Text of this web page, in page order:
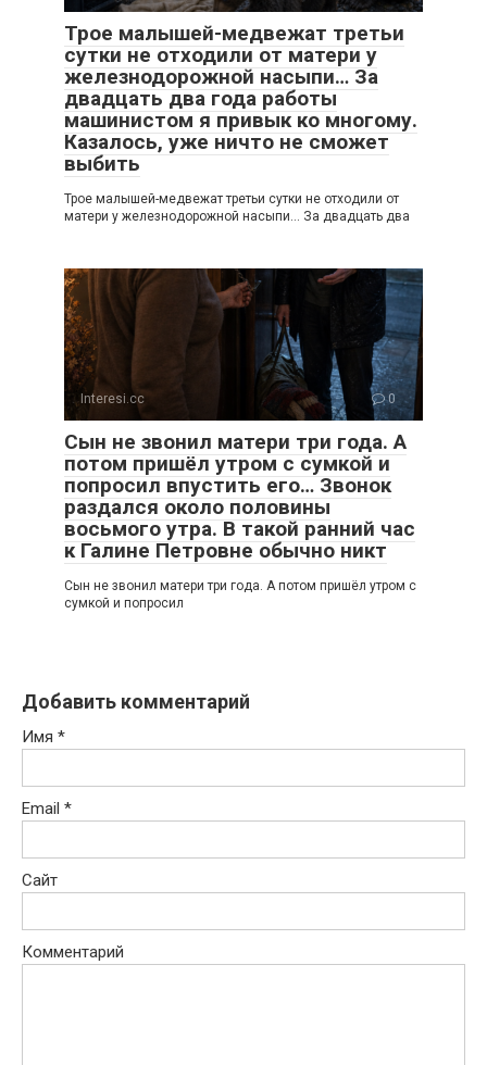
Трое малышей-медвежат третьи
сутки не отходили от матери у
железнодорожной насыпи… За
двадцать два года работы
машинистом я привык ко многому.
Казалось, уже ничто не сможет
выбить
Трое малышей-медвежат третьи сутки не отходили от
матери у железнодорожной насыпи… За двадцать два
Interesi.cc 0
Сын не звонил матери три года. А
потом пришёл утром с сумкой и
попросил впустить его… Звонок
раздался около половины
восьмого утра. В такой ранний час
к Галине Петровне обычно никт
Сын не звонил матери три года. А потом пришёл утром с
сумкой и попросил
Добавить комментарий
Имя *
Email *
Сайт
Комментарий